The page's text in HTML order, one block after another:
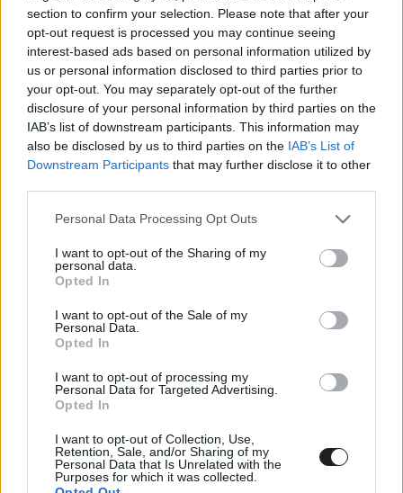
section to confirm your selection. Please note that after your
opt-out request is processed you may continue seeing
interest-based ads based on personal information utilized by
us or personal information disclosed to third parties prior to
your opt-out. You may separately opt-out of the further
disclosure of your personal information by third parties on the
IAB’s list of downstream participants. This information may
also be disclosed by us to third parties on the IAB’s List of
Downstream Participants that may further disclose it to other
Please note that this website/app uses one or more Google
not limited to your visit or usage behaviour. You may click to
grant or deny consent to Google and its third-party tags to
use your data for below specified purposes in below Google
consent section.
Personal Data Processing Opt Outs
I want to opt-out of the Sharing of my
personal data.
Opted In
I want to opt-out of the Sale of my
Personal Data.
Opted In
I want to opt-out of processing my
Personal Data for Targeted Advertising.
Opted In
I want to opt-out of Collection, Use,
Retention, Sale, and/or Sharing of my
Personal Data that Is Unrelated with the
Purposes for which it was collected.
“A legfontosabb, hogy idén már tapasztalatot
szerezve indulhatok a versenyeken –mondta
Martins Sesks a DirtFishnek. – Most az az
elsődleges, hogy a dolgokat tudjuk a helyükre
tenni. Megszeretnénk nézni, hogy miként
tudunk a tavaly megszerzett tapasztalatokra
leszek-e gyorsabban menni.”
A lett versenyző a havas futam után
Portugáliában, Görögországban, Észtországban,
Finnországban, Szardínián és Szaúd-Arábiában
A szaúdi versenyen tavaly már megtudta
mutatni Sesks, hogy mire képes egy olyan
futamon, ahol mindenki tiszta lappal áll rajthoz.